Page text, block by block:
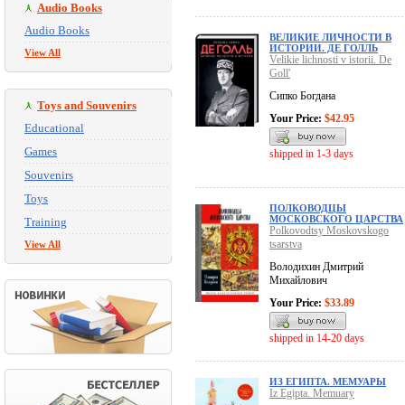
Audio Books
Audio Books
View All
Toys and Souvenirs
Educational
Games
Souvenirs
Toys
Training
View All
ВЕЛИКИЕ ЛИЧНОСТИ В
ИСТОРИИ. ДЕ ГОЛЛЬ
Velikie lichnosti v istorii. De
Goll'
Сипко Богдана
Your Price: $42.95
shipped in 1-3 days
ПОЛКОВОДЦЫ
МОСКОВСКОГО ЦАРСТВА
Polkovodtsy Moskovskogo
tsarstva
Володихин Дмитрий
Михайлович
Your Price: $33.89
shipped in 14-20 days
ИЗ ЕГИПТА. МЕМУАРЫ
Iz Egipta. Memuary